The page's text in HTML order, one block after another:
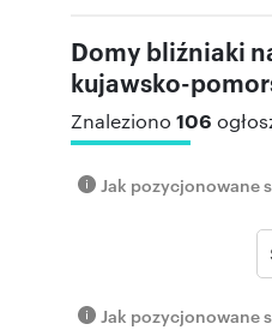
Domy bliźniaki
kujawsko-
Znaleziono 106
Jak pozycjonowane
Jak pozycjonowane